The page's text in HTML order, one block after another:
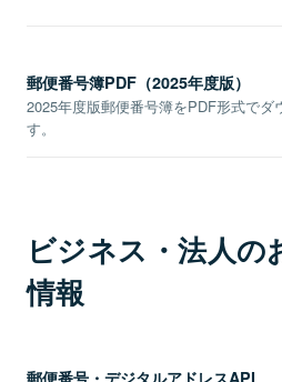
郵便番号簿PDF（2025年度版）
2025年度版郵便番号簿をPDF形式でダ
す。
ビジネス・法人の
情報